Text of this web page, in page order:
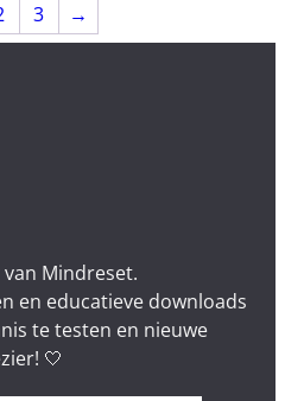
3 →
Mindreset.
en educatieve downloads
te testen en nieuwe
🤍